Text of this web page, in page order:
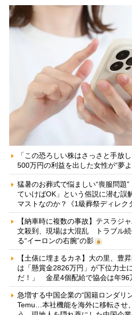
「この恐ろしい株はさっさと手放
500万円の利益を出した女性が“夢
猛暑のお葬式で悩ましい“喪服問
ていけばOK」という俗説に潜む誤
マストなのか？《1級葬祭ディレク
【納車時に複数の事故】テスラジ
文殺到、現場は大混乱 トラブル
る“イーロンの右腕”の影
【土俵に埋まるカネ】大の里、豊
は「懸賞金2826万円」が下位力士
だ！」 金星4個配給で協会は年96
急増する中国企業の“国籍ロンダリ
Temu…本社機能を海外に移転させ